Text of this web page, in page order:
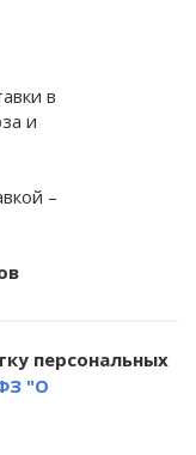
в
и
–
персональных
"О